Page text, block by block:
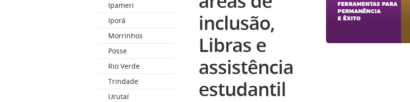
Ipameri
Iporá
Morrinhos
Posse
Rio Verde
Trindade
Urutaí
inclusão,
Libras e
assistência
estudantil